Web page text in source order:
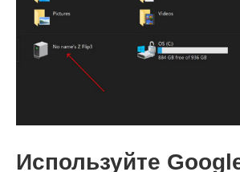
Шаг 1.
Используйте